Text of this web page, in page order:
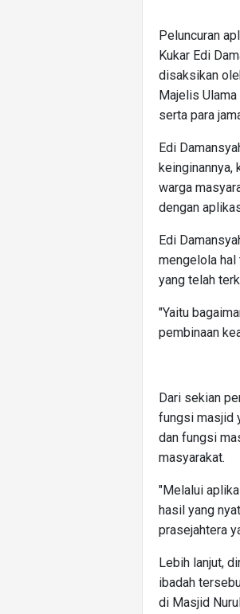
Peluncuran
Kukar Edi
disaksikan
Majelis Ulama
serta para
Edi
keinginannya,
warga
dengan
Edi
mengelola hal
yang telah
"Yaitu
pembinaan
Dari sekian
fungsi masjid
dan fungsi
masyarakat.
"Melalui
hasil yang
prasejahtera
Lebih lanjut,
ibadah
di Masjid